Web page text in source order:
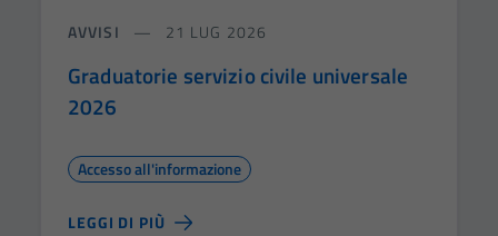
AVVISI 21 LUG 2026
Graduatorie servizio civile universale
2026
Accesso all'informazione
LEGGI DI PIÙ